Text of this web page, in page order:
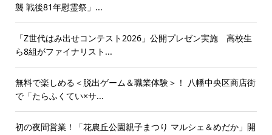
襲 戦後81年慰霊祭」...
「Z世代はみ出せコンテスト2026」公開プレゼン実施 高校生
ら8組がファイナリスト...
無料で楽しめる＜脱出ゲーム＆職業体験＞！ 八幡中央区商店街
で「たらふくてい×サ...
初の夜間営業！「花農丘公園親子まつり マルシェ＆めだか」開